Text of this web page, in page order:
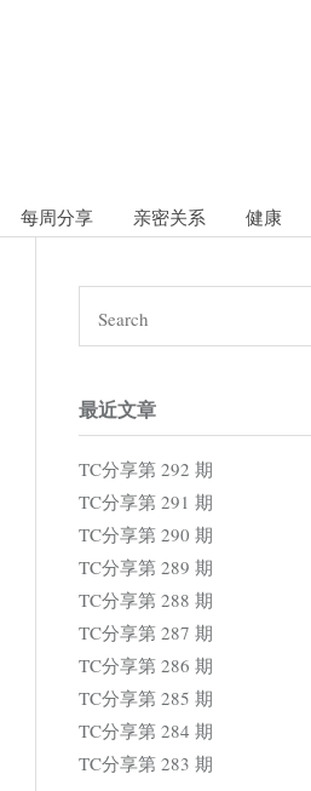
每周分享 亲密关系 健康
最近文章
TC分享第 292 期
TC分享第 291 期
TC分享第 290 期
TC分享第 289 期
TC分享第 288 期
TC分享第 287 期
TC分享第 286 期
TC分享第 285 期
TC分享第 284 期
TC分享第 283 期